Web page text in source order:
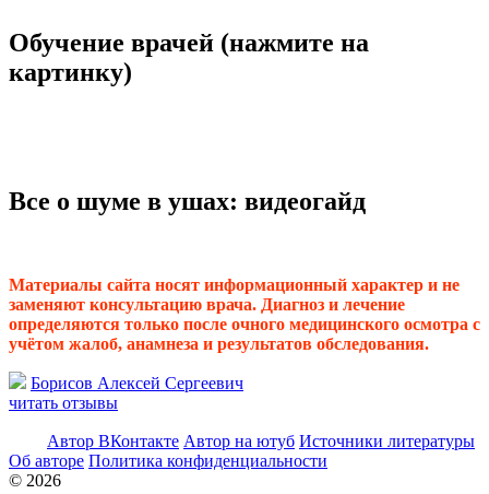
Обучение врачей (нажмите на
картинку)
Все о шуме в ушах: видеогайд
Материалы сайта носят информационный характер и не
заменяют консультацию врача. Диагноз и лечение
определяются только после очного медицинского осмотра с
учётом жалоб, анамнеза и результатов обследования.
Борисов Алексей Сергеевич
читать отзывы
Автор ВКонтакте Автор на ютуб Источники литературы
Об авторе Политика конфиденциальности
© 2026